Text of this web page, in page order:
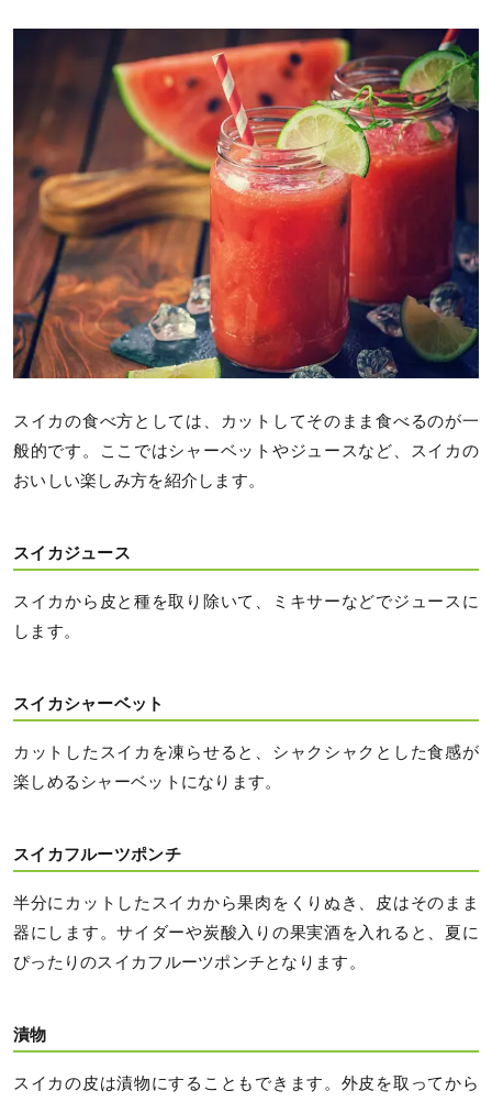
スイカの食べ方としては、カットしてそのまま食べるのが一
般的です。ここではシャーベットやジュースなど、スイカの
おいしい楽しみ方を紹介します。
スイカジュース
スイカから皮と種を取り除いて、ミキサーなどでジュースに
します。
スイカシャーベット
カットしたスイカを凍らせると、シャクシャクとした食感が
楽しめるシャーベットになります。
スイカフルーツポンチ
半分にカットしたスイカから果肉をくりぬき、皮はそのまま
器にします。サイダーや炭酸入りの果実酒を入れると、夏に
ぴったりのスイカフルーツポンチとなります。
漬物
スイカの皮は漬物にすることもできます。外皮を取ってから